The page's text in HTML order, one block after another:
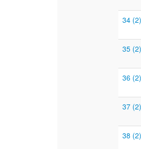
34 (2)
35 (2)
36 (2)
37 (2)
38 (2)